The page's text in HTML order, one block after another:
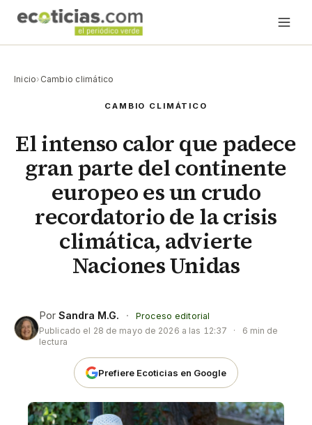
Inicio› Cambio climático
CAMBIO CLIMÁTICO
El intenso calor que padece
gran parte del continente
europeo es un crudo
recordatorio de la crisis
climática, advierte
Naciones Unidas
Por Sandra M.G. ·
Proceso editorial
Publicado el 28 de mayo de 2026 a las 12:37 ·
6 min de
lectura
Prefiere Ecoticias en Google